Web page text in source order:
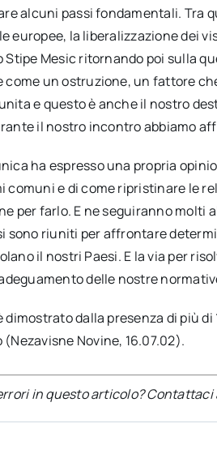
alcuni passi fondamentali. Tra
europee, la liberalizzazione dei
Mesic ritornando poi sulla
un ostruzione, un fattore
e questo è anche il nostro
il nostro incontro abbiamo
ha espresso una propria
comuni e di come ripristinare le
per farlo. E ne seguiranno molti
sono riuniti per affrontare
il nostri Paesi. E la via per
delle nostre
dimostrato dalla presenza di più
Novine, 16.07.02).
in questo articolo? Contattaci